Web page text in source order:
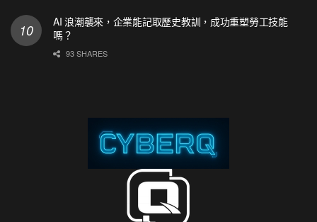
AI 浪潮襲來，企業能記取歷史教訓，成功重塑勞工技能
嗎？
93 SHARES